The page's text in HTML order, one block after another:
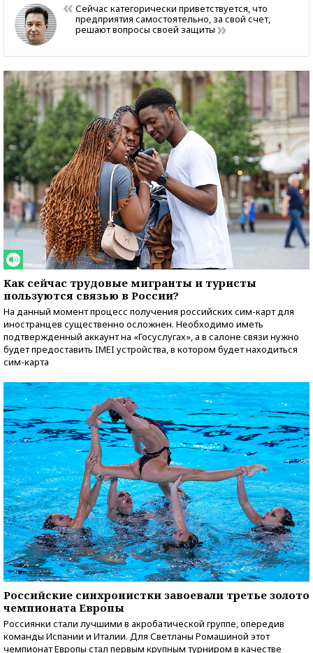
Сейчас категорически приветствуется, что
предприятия самостоятельно, за свой счет,
решают вопросы своей защиты
Как сейчас трудовые мигранты и туристы
пользуются связью в России?
На данный момент процесс получения российских сим-карт для
иностранцев существенно осложнен. Необходимо иметь
подтвержденный аккаунт на «Госуслугах», а в салоне связи нужно
будет предоставить IMEI устройства, в котором будет находиться
сим-карта
Российские синхронистки завоевали третье золото
чемпионата Европы
Россиянки стали лучшими в акробатической группе, опередив
команды Испании и Италии. Для Светланы Ромашиной этот
чемпионат Европы стал первым крупным турниром в качестве